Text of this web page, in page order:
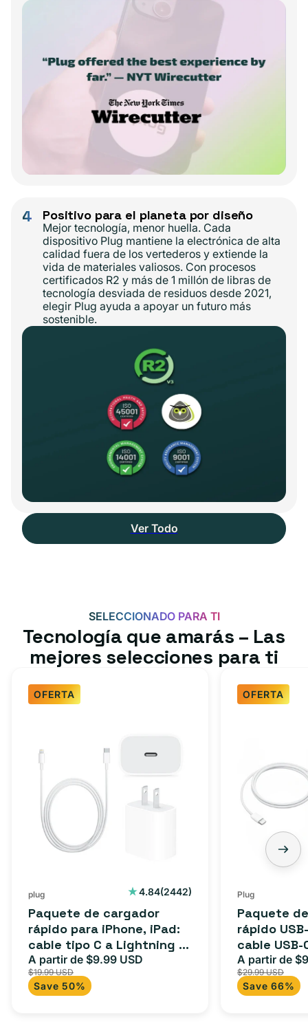
4 Positivo para el planeta por diseño
Mejor tecnología, menor huella. Cada
dispositivo Plug mantiene la electrónica de alta
calidad fuera de los vertederos y extiende la
vida de materiales valiosos. Con procesos
certificados R2 y más de 1 millón de libras de
tecnología desviada de residuos desde 2021,
elegir Plug ayuda a apoyar un futuro más
sostenible.
Ver Todo
SELECCIONADO PARA TI
Tecnología que amarás – Las
mejores selecciones para ti
OFERTA
para
iPhone,
iPad:
a
Lightning
(1
m)
+
adaptador
plug 4.84(2442)
2442
Paquete de cargador
rápido para iPhone, iPad:
cable tipo C a Lightning (1
m) + adaptador tipo C
Precio
de
oferta
A partir de $9.99 USD
$19.99 USD
Save 50%
OFERTA
rápido
USB-
USB-
C
a
USB-
C
Plug
Paquete
rápido
cable USB-
adaptador
para
iPad y más.
Precio
de
oferta
A partir de
$29.99 USD
Save 66%